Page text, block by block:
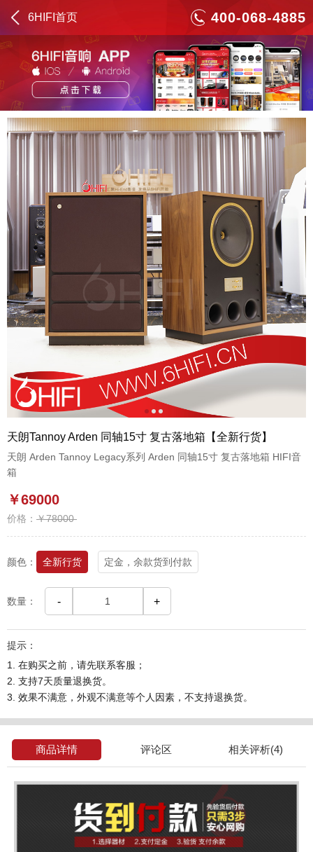
6HIFI首页 400-068-4885
23
天朗Tannoy Arden 同轴15寸 复古落地箱【全新行货】
天朗 Arden Tannoy Legacy系列 Arden 同轴15寸 复古落地箱 HIFI音
箱
￥69000
价格： ￥78000
颜色： 全新行货 定金，余款货到付款
数量： - +
提示：
1. 在购买之前，请先联系客服；
2. 支持7天质量退换货。
3. 效果不满意，外观不满意等个人因素，不支持退换货。
商品详情 评论区 相关评析(4)